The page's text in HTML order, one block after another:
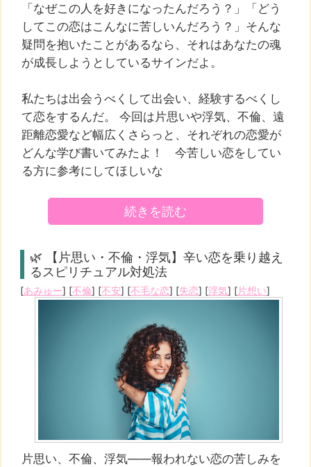
「なぜこの人を好きになったんだろう？」「どう
してこの恋はこんなに苦しいんだろう？」そんな
疑問を抱いたことがあるなら、それはあなたの魂
が成長しようとしているサインだよ。
私たちは出会うべくして出会い、経験するべくし
て恋をするんだ。 今回は片思いや浮気、不倫、遠
距離恋愛など幅広くさらっと、それぞれの恋愛が
どんな学び書いてみたよ！ 今苦しい恋をしてい
る方に参考にしてほしいな
続きを読む
🌿 【片思い・不倫・浮気】辛い恋を乗り越え
るスピリチュアル対処法
[あみゅー] [不倫] [不安] [不毛な恋] [失恋] [浮気] [片想い]
片思い、不倫、浮気――報われない恋の苦しみを